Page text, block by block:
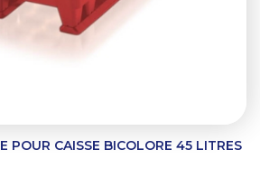
POUR CAISSE BICOLORE 45 LITRES